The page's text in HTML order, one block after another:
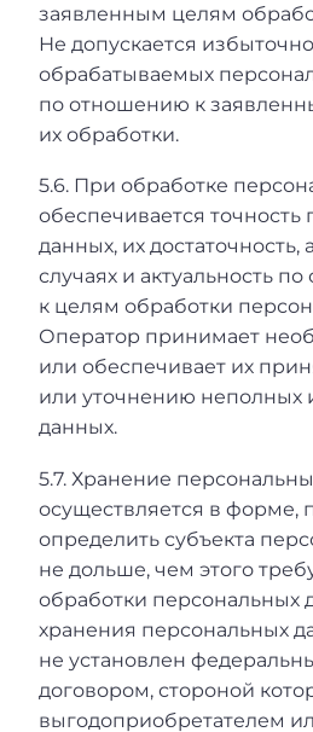
заявленным целям
Не допускается
обрабатываемых
по отношению к
их обработки.
5.6. При обработке
обеспечивается точность
данных, их
случаях и актуальность
к целям обработки
Оператор принимает
или обеспечивает их
или уточнению неполных
данных.
5.7. Хранение
осуществляется в форме,
определить субъекта
не дольше, чем этого
обработки персональных
хранения персональных
не установлен
договором, стороной
выгодоприобретателем